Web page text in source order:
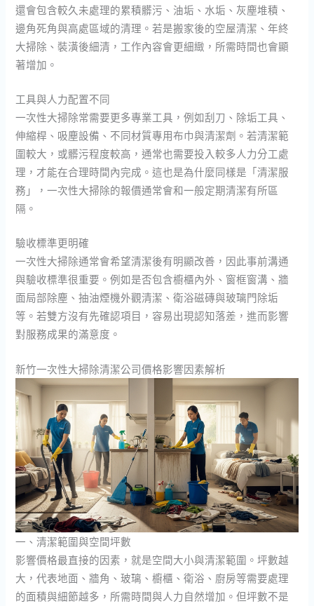
還會包含較久未處理的累積髒污、油垢、水垢、灰塵堆積、
邊角死角與高處區域的清理。若是搬家後的空屋清潔、年終
大掃除、裝潢後細清，工作內容會更細緻，所需時間也會顯
著增加。
工具與人力配置不同
一次性大掃除常需要更多專業工具，例如刮刀、除垢工具、
伸縮桿、吸塵設備、不同材質專用布巾與清潔劑。若清潔範
圍較大，或髒污程度較高，通常也需要投入較多人力分工處
理，才能在合理時間內完成。這也是為什麼同樣是「清潔服
務」，一次性大掃除的報價通常會和一般定期清潔有所區
隔。
驗收標準更明確
一次性大掃除通常會希望清潔後有明顯改善，因此事前溝通
與驗收標準很重要。例如是否包含櫥櫃內外、窗框窗溝、牆
面局部除塵、抽油煙機外觀清潔、衛浴磁磚與玻璃門除垢
等。若雙方沒有先確認項目，容易出現認知落差，進而影響
對服務成果的滿意度。
新竹一次性大掃除清潔公司價格影響因素解析
一、清潔範圍與空間坪數
影響價格最直接的因素，就是空間大小與清潔範圍。坪數越
大，代表地面、牆角、玻璃、櫥櫃、衛浴、廚房等需要處理
的面積與細節越多，所需時間與人力自然增加。但坪數不是